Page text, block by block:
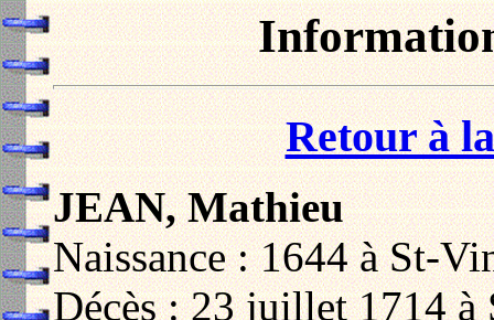
Retour à
JEAN, Mathieu
Naissance : 1644 à St-
Décès : 23 juillet 1714